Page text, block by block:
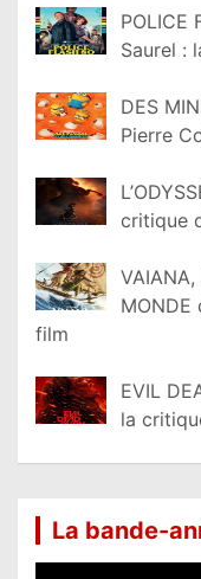
POLICE
Saurel :
DES
Pierre
critique
MONDE
film
EVIL
la
La bande-